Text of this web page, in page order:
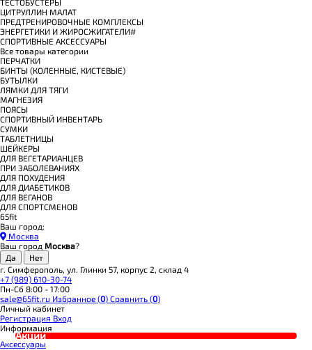
ЦИТРУЛЛИН МАЛАТ
ПРЕДТРЕНИРОВОЧНЫЕ КОМПЛЕКСЫ
ЭНЕРГЕТИКИ И ЖИРОСЖИГАТЕЛИ#
СПОРТИВНЫЕ АКСЕССУАРЫ
Все товары категории
ПЕРЧАТКИ
БИНТЫ (КОЛЕННЫЕ, КИСТЕВЫЕ)
БУТЫЛКИ
ЛЯМКИ ДЛЯ ТЯГИ
МАГНЕЗИЯ
ПОЯСЫ
СПОРТИВНЫЙ ИНВЕНТАРЬ
СУМКИ
ТАБЛЕТНИЦЫ
ШЕЙКЕРЫ
ДЛЯ ВЕГЕТАРИАНЦЕВ
ПРИ ЗАБОЛЕВАНИЯХ
ДЛЯ ПОХУДЕНИЯ
ДЛЯ ДИАБЕТИКОВ
ДЛЯ ВЕГАНОВ
ДЛЯ СПОРТСМЕНОВ
65fit
Ваш город:
Москва
Ваш город Москва?
г. Симферополь, ул. Глинки 57, корпус 2, склад 4
+7 (989) 610-30-74
Пн-Сб 8:00 - 17:00
sale@65fit.ru Избранное (0) Сравнить (0)
Личный кабинет
Регистрация Вход
Информация
Акции
Аксессуары